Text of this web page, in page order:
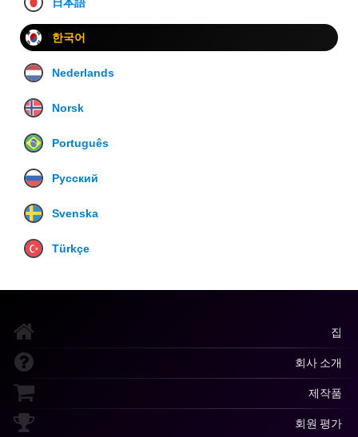
한국어
Nederlands
Norsk
Português
Русский
Svenska
Türkçe
집
회사 소개
제작품
회원 평가